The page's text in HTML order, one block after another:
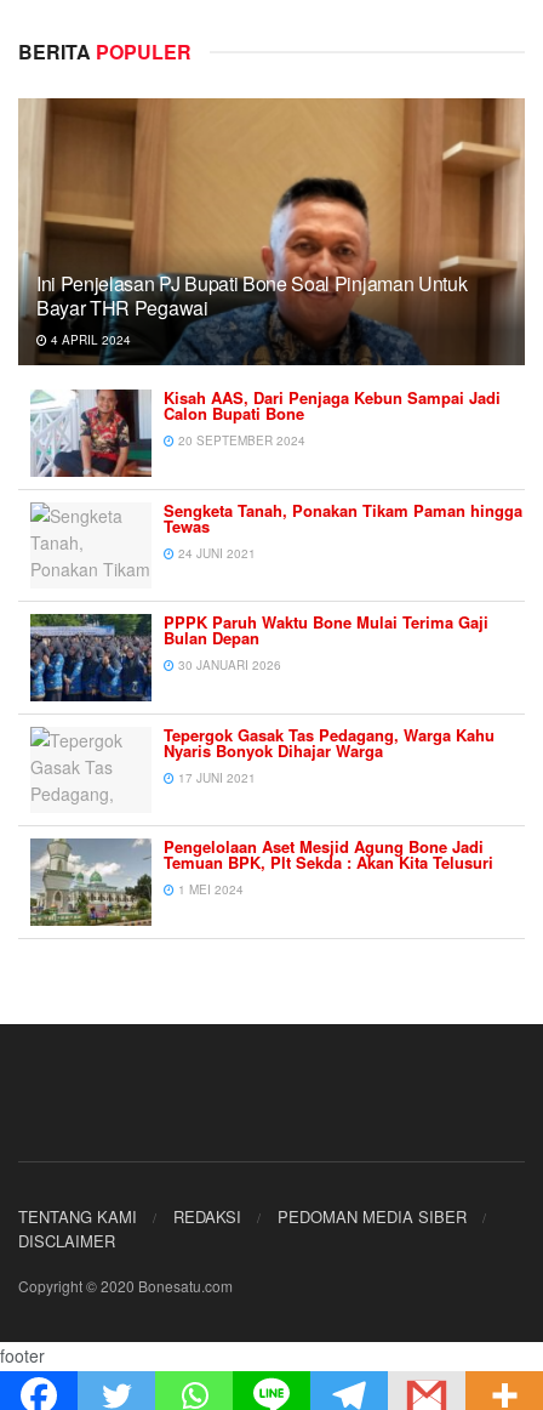
BERITA POPULER
Ini Penjelasan PJ Bupati Bone Soal Pinjaman Untuk
Bayar THR Pegawai
4 APRIL 2024
Kisah AAS, Dari Penjaga Kebun Sampai Jadi
Calon Bupati Bone
20 SEPTEMBER 2024
Sengketa Tanah, Ponakan Tikam Paman hingga
Tewas
24 JUNI 2021
PPPK Paruh Waktu Bone Mulai Terima Gaji
Bulan Depan
30 JANUARI 2026
Tepergok Gasak Tas Pedagang, Warga Kahu
Nyaris Bonyok Dihajar Warga
17 JUNI 2021
Pengelolaan Aset Mesjid Agung Bone Jadi
Temuan BPK, Plt Sekda : Akan Kita Telusuri
1 MEI 2024
TENTANG KAMI REDAKSI
PEDOMAN MEDIA SIBER
DISCLAIMER
Copyright © 2020 Bonesatu.com
footer